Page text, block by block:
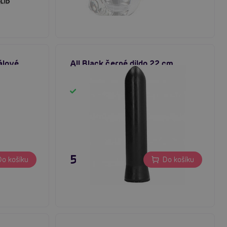
košíku
All Black černé dildo 22 cm
595 Kč Do košíku